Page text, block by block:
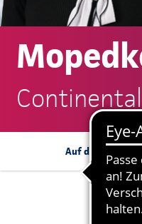
Auf dieser Seite: